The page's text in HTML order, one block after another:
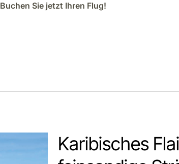
Buchen Sie jetzt Ihren Flug!
Karibisches